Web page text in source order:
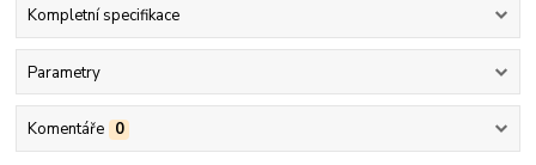
Kompletní specifikace
Parametry
Komentáře 0